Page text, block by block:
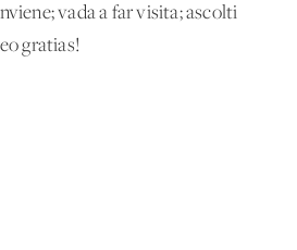
vada a far visita; ascolti
gratias!